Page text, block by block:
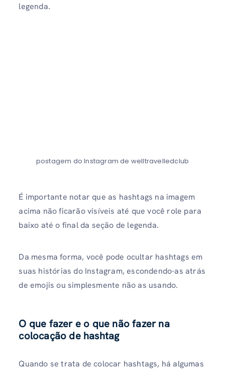
legenda.
postagem do Instagram de welltravelledclub
É importante notar que as hashtags na imagem
acima não ficarão visíveis até que você role para
baixo até o final da seção de legenda.
Da mesma forma, você pode ocultar hashtags em
suas histórias do Instagram, escondendo-as atrás
de emojis ou simplesmente não as usando.
O que fazer e o que não fazer na
colocação de hashtag
Quando se trata de colocar hashtags, há algumas